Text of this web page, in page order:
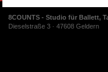
8COUNTS - Studio für Ballett,
Dieselstraße 3 · 47608 Geldern